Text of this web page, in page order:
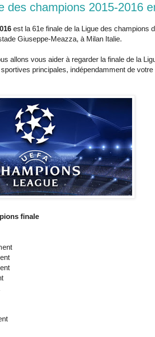
des champions 2015-2016
est la 61e finale de la Ligue des champions
Giuseppe-Meazza, à Milan Italie.
allons vous aider à regarder la finale de la
principales, indépendamment de votre
finale